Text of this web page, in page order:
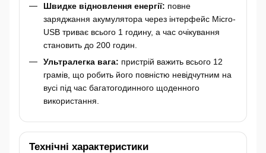
Швидке відновлення енергії: повне
заряджання акумулятора через інтерфейс Micro-
USB триває всього 1 годину, а час очікування
становить до 200 годин.
Ультралегка вага: пристрій важить всього 12
грамів, що робить його повністю невідчутним на
вусі під час багатогодинного щоденного
використання.
Технічні характеристики